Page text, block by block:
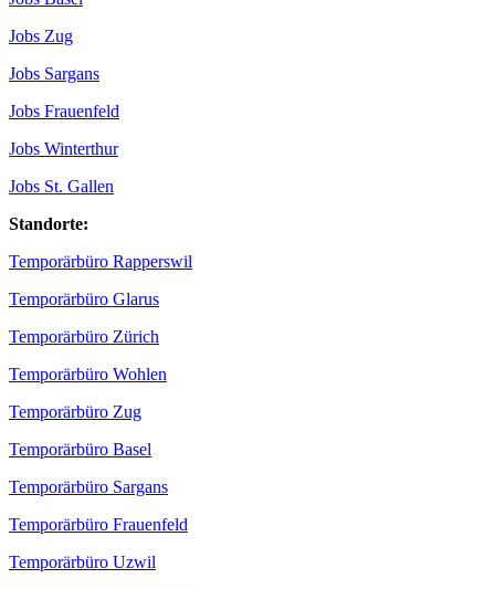
Jobs Zug
Jobs Sargans
Jobs Frauenfeld
Jobs Winterthur
Jobs St. Gallen
Standorte:
Temporärbüro Rapperswil
Temporärbüro Glarus
Temporärbüro Zürich
Temporärbüro Wohlen
Temporärbüro Zug
Temporärbüro Basel
Temporärbüro Sargans
Temporärbüro Frauenfeld
Temporärbüro Uzwil